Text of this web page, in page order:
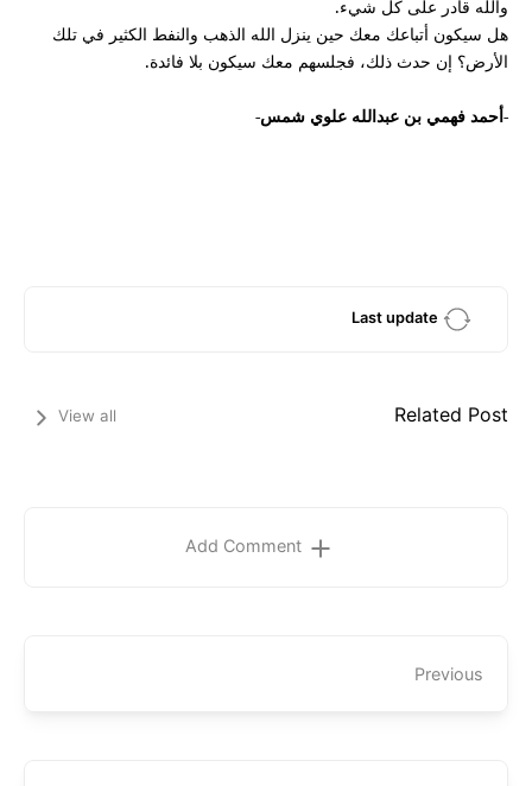
والله قادر على كل شيء.
هل سيكون أتباعك معك حين ينزل الله الذهب والنفط الكثير في تلك
الأرض؟ إن حدث ذلك، فجلسهم معك سيكون بلا فائدة.
-أحمد فهمي بن عبدالله علوي شمس-
Last update
Related Post
View all
Previous